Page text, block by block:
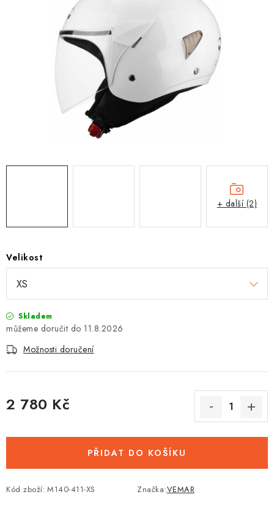
TIP NA DÁRKY
NÁPLNĚ A KAPALINY
NÁHRADNÍ DÍLY
MONTÁŽNÍ SLUŽBY
Moje objednávka Kontakt
Reklamace a vrácení zboží
Návody na montáž
Velikost
Skladem
11.8.2026
Možnosti doručení
2 780 Kč
PŘIDAT DO KOŠÍKU
Kód zboží: M140-411-XS Značka:VEMAR
+ další (2)